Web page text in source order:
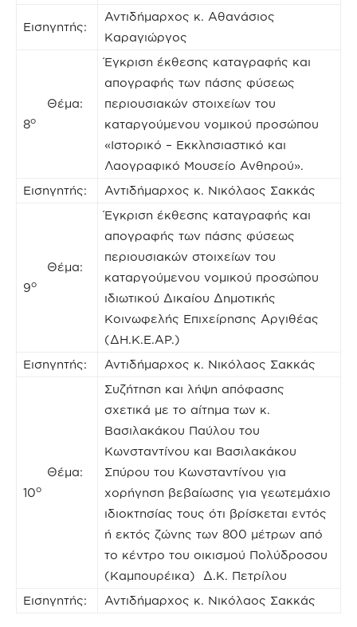
Εισηγητής:
Αντιδήμαρχος κ. Αθανάσιος
Καραγιώργος
Θέμα:
8ο
Έγκριση έκθεσης καταγραφής και
απογραφής των πάσης φύσεως
περιουσιακών στοιχείων του
καταργούμενου νομικού προσώπου
«Ιστορικό – Εκκλησιαστικό και
Λαογραφικό Μουσείο Ανθηρού».
Εισηγητής:
Αντιδήμαρχος κ. Νικόλαος Σακκάς
Θέμα:
9ο
Έγκριση έκθεσης καταγραφής και
απογραφής των πάσης φύσεως
περιουσιακών στοιχείων του
καταργούμενου νομικού προσώπου
ιδιωτικού Δικαίου Δημοτικής
Κοινωφελής Επιχείρησης Αργιθέας
(ΔΗ.Κ.Ε.ΑΡ.)
Εισηγητής:
Αντιδήμαρχος κ. Νικόλαος Σακκάς
Θέμα:
10ο
Συζήτηση και λήψη απόφασης
σχετικά με το αίτημα των κ.
Βασιλακάκου Παύλου του
Κωνσταντίνου και Βασιλακάκου
Σπύρου του Κωνσταντίνου για
χορήγηση βεβαίωσης για γεωτεμάχιο
ιδιοκτησίας τους ότι βρίσκεται εντός
ή εκτός ζώνης των 800 μέτρων από
το κέντρο του οικισμού Πολύδροσου
(Καμπουρέικα) Δ.Κ. Πετρίλου
Εισηγητής:
Αντιδήμαρχος κ. Νικόλαος Σακκάς